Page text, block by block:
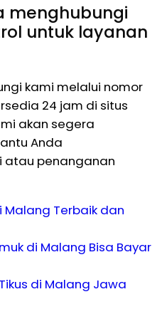
menghubungi
untuk layanan
kami melalui nomor
24 jam di situs
akan segera
Anda
atau penanganan
Malang Terbaik dan
di Malang Bisa Bayar
di Malang Jawa